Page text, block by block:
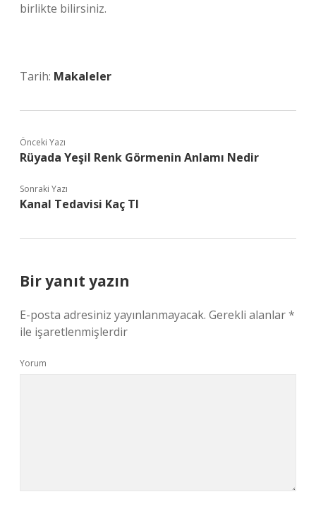
birlikte bilirsiniz.
Tarih: Makaleler
Önceki Yazı
Rüyada Yeşil Renk Görmenin Anlamı Nedir
Sonraki Yazı
Kanal Tedavisi Kaç Tl
Bir yanıt yazın
E-posta adresiniz yayınlanmayacak. Gerekli alanlar*
ile işaretlenmişlerdir
Yorum